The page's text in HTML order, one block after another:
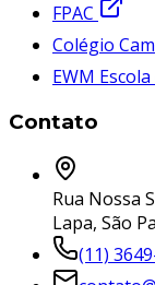
FPAC
Colégio
EWM
Contato
Rua Nossa
Lapa, São
(11)